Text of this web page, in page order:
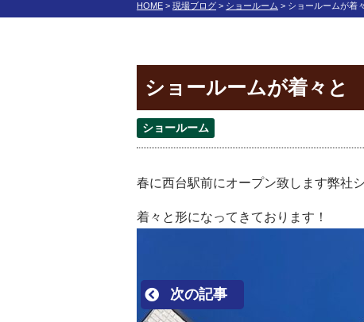
HOME > 現場ブログ > ショールーム > ショールームが着
ショールームが着々と
ショールーム
春に西台駅前にオープン致します弊社
着々と形になってきております！
次の記事